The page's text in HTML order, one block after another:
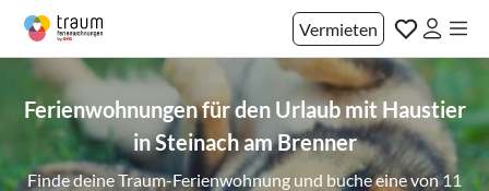
Vermieten
Ferienwohnungen für den Urlaub mit Haustier
in Steinach am Brenner
Finde deine Traum-Ferienwohnung und buche eine von 11